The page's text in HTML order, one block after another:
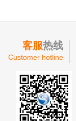
客服热线
Customer hotline